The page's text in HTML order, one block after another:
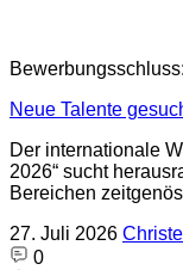
Neue Talente
Der internationale
2026“ sucht
Bereichen
27. Juli 2026
0